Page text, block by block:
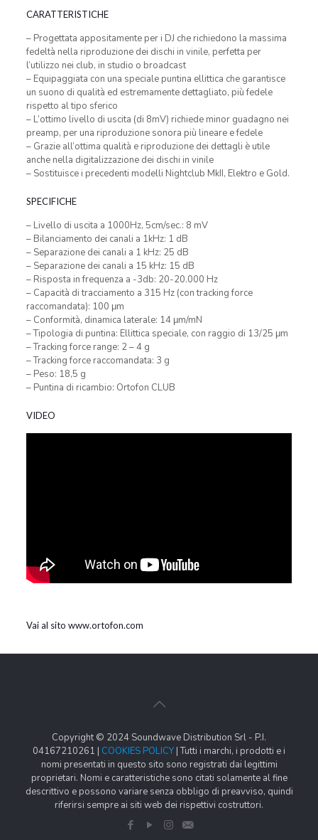
CARATTERISTICHE
– Progettata appositamente per i DJ che richiedono la massima
fedeltà nella riproduzione dei dischi in vinile, perfetta per
l’utilizzo nei club, in studio o broadcast
– Equipaggiata con una speciale puntina ellittica che garantisce
un suono di qualità ed estremamente dettagliato, più fedele
rispetto al tipo sferico
– L’ottimo livello di uscita (di 8mV) richiede minor guadagno nei
preamp, per una riproduzione sonora più lineare e fedele
– Grazie all’ottima qualità e riproduzione dei dettagli è utile
anche nella digitalizzazione dei dischi in vinile
– Sostituisce i precedenti modelli Nightclub MkII, Elektro e Gold.
SPECIFICHE
– Livello di uscita a 1000Hz, 5cm/sec.: 8 mV
– Bilanciamento dei canali a 1kHz: 1 dB
– Separazione dei canali a 1 kHz: 25 dB
– Separazione dei canali a 15 kHz: 15 dB
– Risposta in frequenza a -3db: 20-20.000 Hz
– Capacità di tracciamento a 315 Hz (con tracking force
raccomandata): 100 μm
– Conformità, dinamica laterale: 14 μm/mN
– Tipologia di puntina: Ellittica speciale, con raggio di 13/25 μm
– Tracking force range: 2 – 4 g
– Tracking force raccomandata: 3 g
– Peso: 18,5 g
– Puntina di ricambio: Ortofon CLUB
VIDEO
Vai al sito www.ortofon.com
Copyright © 2024 Soundwave Distribution Srl - P.I.
04167210261 | COOKIES POLICY | Tutti i marchi, i prodotti e i
nomi presentati in questo sito sono registrati dai legittimi
proprietari. Nomi e caratteristiche sono citati solamente al fine
descrittivo e possono variare senza obbligo di preavviso, quindi
riferirsi sempre ai siti web dei rispettivi costruttori.